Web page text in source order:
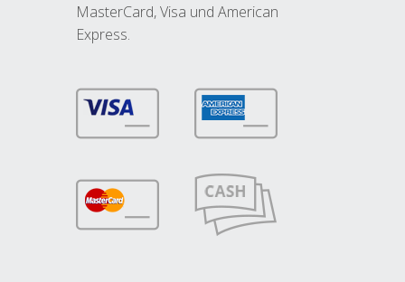
MasterCard, Visa und American
Express.